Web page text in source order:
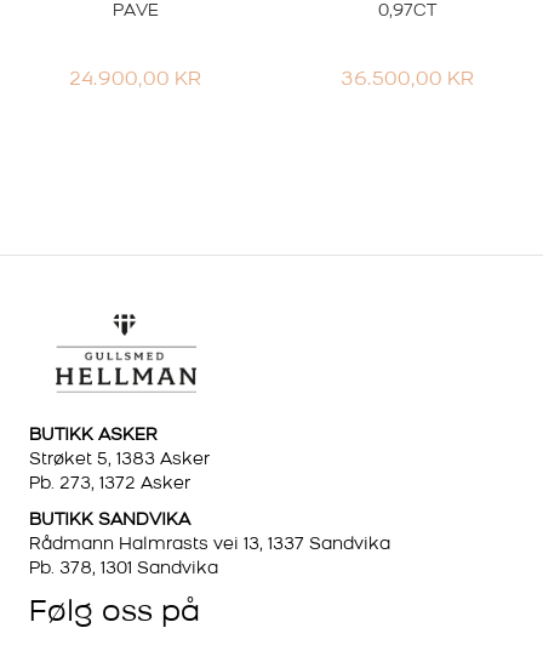
PAVE
24.900,00 KR
0,97CT
36.500,00 KR
BUTIKK ASKER
Strøket 5, 1383 Asker
Pb. 273, 1372 Asker
BUTIKK SANDVIKA
Rådmann Halmrasts vei 13, 1337 Sandvika
Pb. 378, 1301 Sandvika
Følg oss på